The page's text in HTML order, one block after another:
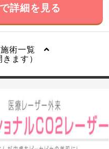
詳細を見る
術一覧
ます）